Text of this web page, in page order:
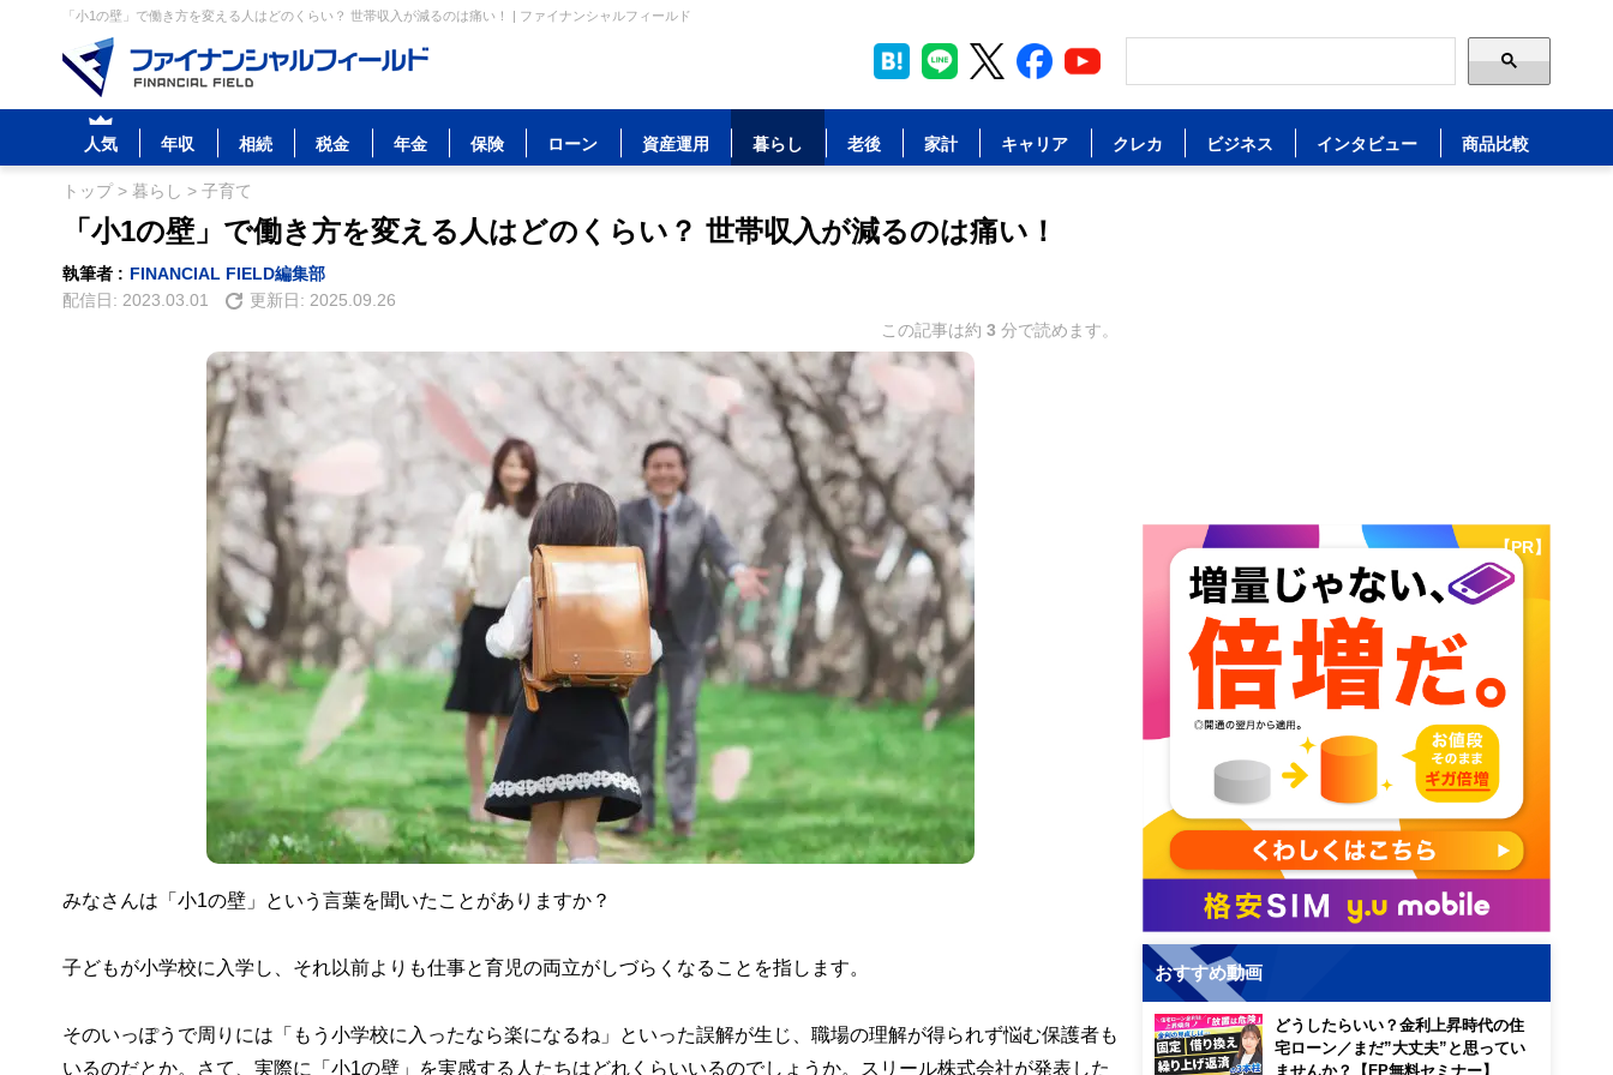
「小1の壁」で働き方を変える人はどのくらい？ 世帯収入が減るのは痛い！ | ファイナンシャルフィールド
人気 年収 相続 税金 年金 保険 ローン 資産運用 暮らし 老後 家計 キャリア クレカ ビジネス インタビュー 商品比較
トップ> 暮らし > 子育て
「小1の壁」で働き方を変える人はどのくらい？ 世帯収入が減るのは痛い！
執筆者 : FINANCIAL FIELD編集部
配信日: 2023.03.01 更新日: 2025.09.26
この記事は約 3 分で読めます。
みなさんは「小1の壁」という言葉を聞いたことがありますか？
子どもが小学校に入学し、それ以前よりも仕事と育児の両立がしづらくなることを指します。
そのいっぽうで周りには「もう小学校に入ったなら楽になるね」といった誤解が生じ、職場の理解が得られず悩む保護者も
いるのだとか。さて、実際に「小1の壁」を実感する人たちはどれくらいいるのでしょうか。スリール株式会社が発表した
【PR】
おすすめ動画
どうしたらいい？金利上昇時代の住
宅ローン／まだ”大丈夫”と思ってい
ませんか？【FP無料セミナー】